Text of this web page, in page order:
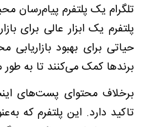
تلگرام یک پلتفرم پیام‌رسان
پلتفرم یک ابزار عالی برای
حیاتی برای بهبود بازاریابی
برندها کمک می‌کنند تا به
برخلاف محتوای پست‌های
تاکید دارد. این پلتفرم که